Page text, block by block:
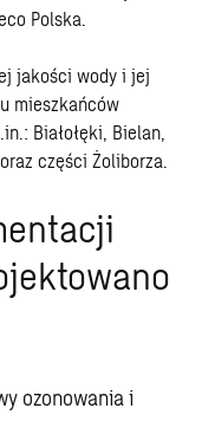
Polska.
jakości wody i jej
mieszkańców
Białołęki, Bielan,
części Żoliborza.
ozonowania i